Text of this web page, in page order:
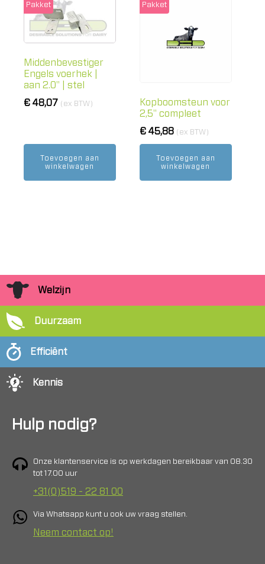
Middenbevestiger
Engels voerhek |
aan 2.0" | stel
Pakket
€ 48,07 (ex BTW)
Toevoegen aan
winkelwagen
Kopboomsteun voor
2,5" compleet
Pakket
€45,88 (ex BTW)
Toevoegen aan
winkelwagen
Welzijn
Duurzaam
Efficiënt
Kennis
Hulp nodig?
Onze klantenservice is op werkdagen bereikbaar van 08.30
tot 17.00 uur
+31(0)519 - 22 81 00
Via Whatsapp kunt u ook uw vraag stellen.
Neem contact op!